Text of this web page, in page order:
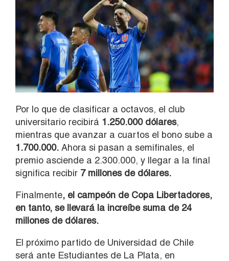
Por lo que de clasificar a octavos, el club
universitario recibirá 1.250.000 dólares,
mientras que avanzar a cuartos el bono sube a
1.700.000. Ahora si pasan a semifinales, el
premio asciende a 2.300.000, y llegar a la final
significa recibir 7 millones de dólares.
Finalmente, el campeón de Copa Libertadores,
en tanto, se llevará la increíbe suma de 24
millones de dólares.
El próximo partido de Universidad de Chile
será ante Estudiantes de La Plata, en